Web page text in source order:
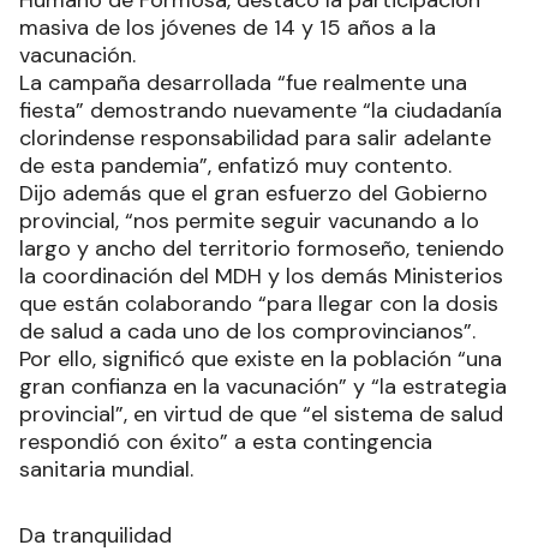
masiva de los jóvenes de 14 y 15 años a la
vacunación.
La campaña desarrollada “fue realmente una
fiesta” demostrando nuevamente “la ciudadanía
clorindense responsabilidad para salir adelante
de esta pandemia”, enfatizó muy contento.
Dijo además que el gran esfuerzo del Gobierno
provincial, “nos permite seguir vacunando a lo
largo y ancho del territorio formoseño, teniendo
la coordinación del MDH y los demás Ministerios
que están colaborando “para llegar con la dosis
de salud a cada uno de los comprovincianos”.
Por ello, significó que existe en la población “una
gran confianza en la vacunación” y “la estrategia
provincial”, en virtud de que “el sistema de salud
respondió con éxito” a esta contingencia
sanitaria mundial.
Da tranquilidad